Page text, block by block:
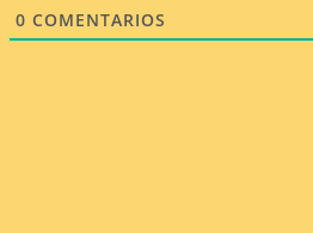
0 COMENTARIOS